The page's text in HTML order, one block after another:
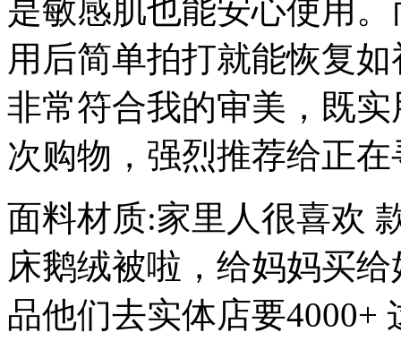
是敏感肌也能安心使用
用后简单拍打就能恢复
非常符合我的审美，既
次购物，强烈推荐给正
面料材质:家里人很喜欢
床鹅绒被啦，给妈妈买
品他们去实体店要4000+